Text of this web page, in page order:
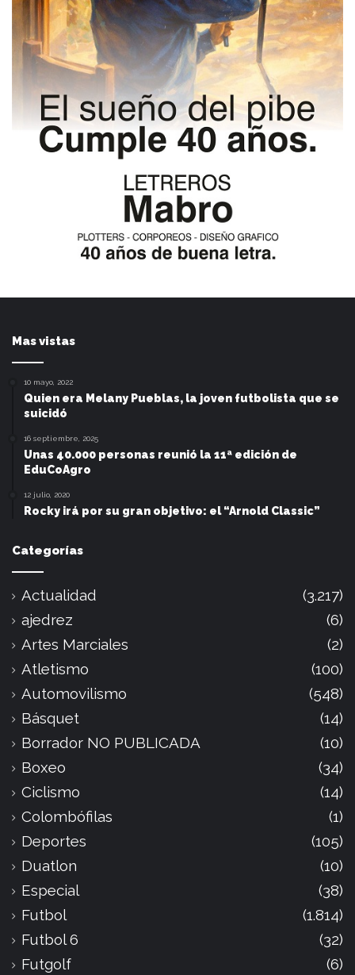
Mas vistas
10 mayo, 2022
Quien era Melany Pueblas, la joven futbolista que se
suicidó
16 septiembre, 2025
Unas 40.000 personas reunió la 11ª edición de
EduCoAgro
12 julio, 2020
Rocky irá por su gran objetivo: el “Arnold Classic”
Categorías
Actualidad
(3.217)
ajedrez
(6)
Artes Marciales
(2)
Atletismo
(100)
Automovilismo
(548)
Básquet
(14)
Borrador NO PUBLICADA
(10)
Boxeo
(34)
Ciclismo
(14)
Colombófilas
(1)
Deportes
(105)
Duatlon
(10)
Especial
(38)
Futbol
(1.814)
Futbol 6
(32)
Futgolf
(6)